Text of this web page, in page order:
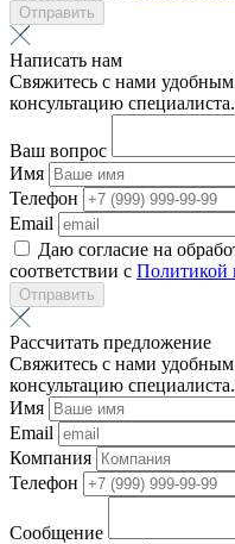
Отправить
Написать нам
Свяжитесь с нами
консультацию
Ваш вопрос
Имя
Телефон
Email
Даю согласие на
соответствии с Политикой
Отправить
Рассчитать предложение
Свяжитесь с нами
консультацию
Имя
Email
Компания
Телефон
Сообщение